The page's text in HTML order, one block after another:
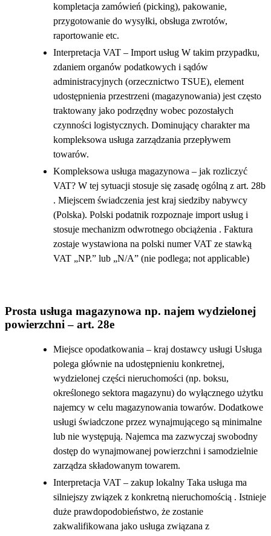
kompletacja zamówień (picking), pakowanie,
przygotowanie do wysyłki, obsługa zwrotów,
raportowanie etc.
Interpretacja VAT – Import usług W takim przypadku,
zdaniem organów podatkowych i sądów
administracyjnych (orzecznictwo TSUE), element
udostępnienia przestrzeni (magazynowania) jest często
traktowany jako podrzędny wobec pozostałych
czynności logistycznych. Dominujący charakter ma
kompleksowa usługa zarządzania przepływem
towarów.
Kompleksowa usługa magazynowa – jak rozliczyć
VAT? W tej sytuacji stosuje się zasadę ogólną z art. 28b
. Miejscem świadczenia jest kraj siedziby nabywcy
(Polska). Polski podatnik rozpoznaje import usług i
stosuje mechanizm odwrotnego obciążenia . Faktura
zostaje wystawiona na polski numer VAT ze stawką
VAT „NP.” lub „N/A” (nie podlega; not applicable)
Prosta usługa magazynowa np. najem wydzielonej
powierzchni – art. 28e
Miejsce opodatkowania – kraj dostawcy usługi Usługa
polega głównie na udostępnieniu konkretnej,
wydzielonej części nieruchomości (np. boksu,
określonego sektora magazynu) do wyłącznego użytku
najemcy w celu magazynowania towarów. Dodatkowe
usługi świadczone przez wynajmującego są minimalne
lub nie występują. Najemca ma zazwyczaj swobodny
dostęp do wynajmowanej powierzchni i samodzielnie
zarządza składowanym towarem.
Interpretacja VAT – zakup lokalny Taka usługa ma
silniejszy związek z konkretną nieruchomością . Istnieje
duże prawdopodobieństwo, że zostanie
zakwalifikowana jako usługa związana z